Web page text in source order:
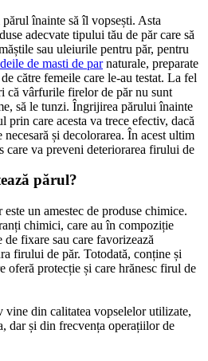
înainte să îl vopsești. Asta
adecvate tipului tău de păr care să
sau uleiurile pentru păr, pentru
de masti de par naturale, preparate
către femeile care le-au testat. La fel
că vârfurile firelor de păr nu sunt
să le tunzi. Îngrijirea părului înainte
prin care acesta va trece efectiv, dacă
și decolorarea. În acest ultim
care va preveni deteriorarea firului de
părul?
un amestec de produse chimice.
chimici, care au în compoziție
de fixare sau care favorizează
firului de păr. Totodată, conține și
oferă protecție și care hrănesc firul de
din calitatea vopselelor utilizate,
dar și din frecvența operațiilor de